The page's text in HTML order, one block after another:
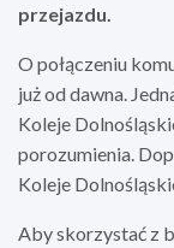
przejazdu.
O połączeniu
już od dawna.
Koleje
porozumienia.
Koleje
Aby skorzystać z